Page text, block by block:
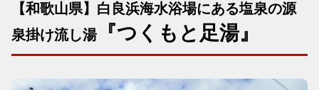
【和歌山県】白良浜海水浴場にある塩泉の源
泉掛け流し湯『つくもと足湯』